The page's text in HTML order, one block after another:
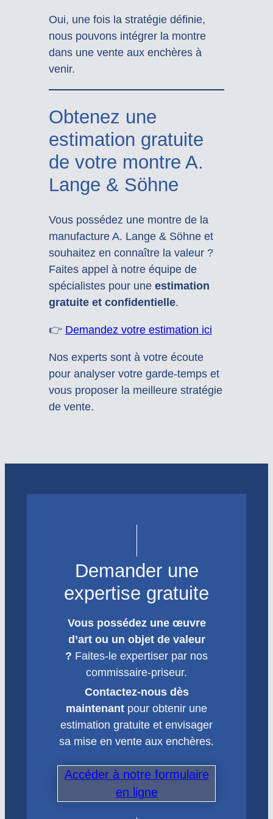
Oui, une fois la stratégie définie,
nous pouvons intégrer la montre
dans une vente aux enchères à
venir.
Obtenez une
estimation gratuite
de votre montre A.
Lange & Söhne
Vous possédez une montre de la
manufacture A. Lange & Söhne et
souhaitez en connaître la valeur ?
Faites appel à notre équipe de
spécialistes pour une estimation
gratuite et confidentielle.
👉 Demandez votre estimation ici
Nos experts sont à votre écoute
pour analyser votre garde-temps et
vous proposer la meilleure stratégie
de vente.
Demander une
expertise gratuite
Vous possédez une œuvre
d’art ou un objet de valeur
? Faites-le expertiser par nos
commissaire-priseur.
Contactez-nous dès
maintenant pour obtenir une
estimation gratuite et envisager
sa mise en vente aux enchères.
Accéder à notre formulaire
en ligne